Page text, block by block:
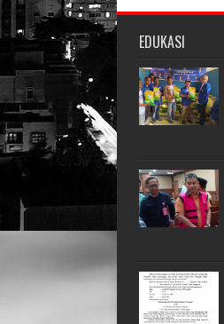
EDUKASI